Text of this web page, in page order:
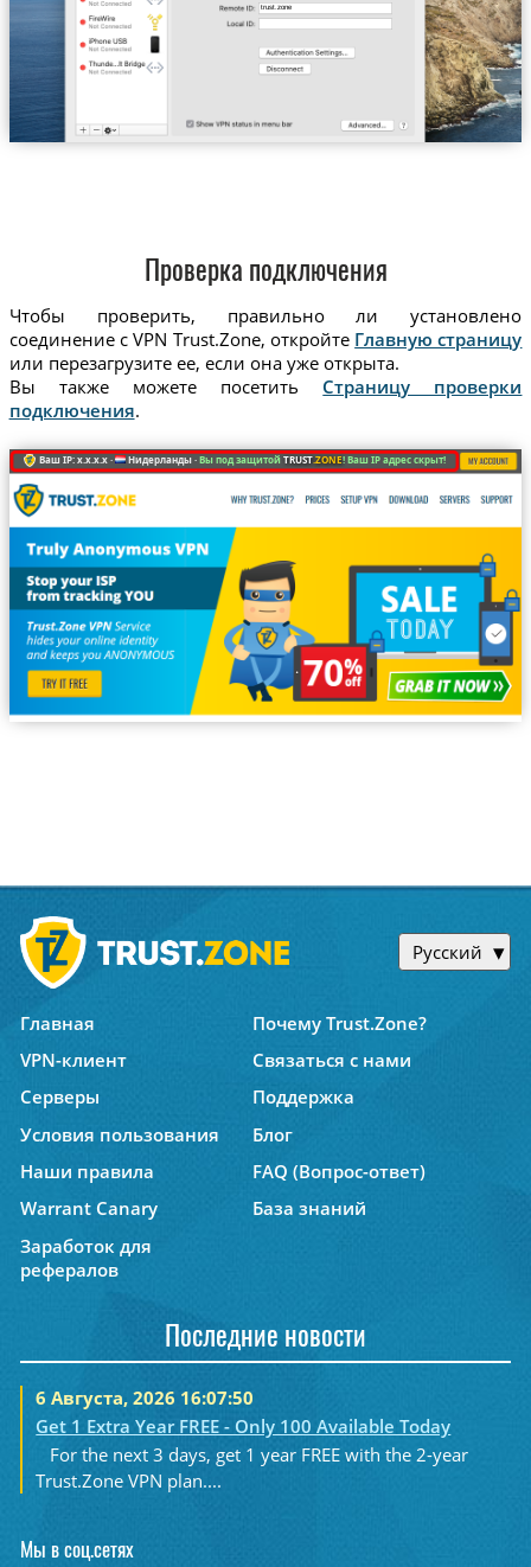
trust.zone
Проверка подключения
Чтобы проверить, правильно ли установлено
соединение с VPN Trust.Zone, откройте Главную страницу
или перезагрузите ее, если она уже открыта.
Вы также можете посетить Страницу проверки
подключения.
Ваш IP: x.x.x.x · Нидерланды ·Вы под защитойTRUST.ZONE! Ваш IP адрес скрыт!
Русский
Главная
Почему Trust.Zone?
VPN-клиент
Связаться с нами
Серверы
Поддержка
Условия пользования
Блог
Наши правила
FAQ (Вопрос-ответ)
Warrant Canary
База знаний
Заработок для
рефералов
Последние новости
6 Августа, 2026 16:07:50
Get 1 Extra Year FREE - Only 100 Available Today
For the next 3 days, get 1 year FREE with the 2-year
Trust.Zone VPN plan....
Мы в соц.сетях